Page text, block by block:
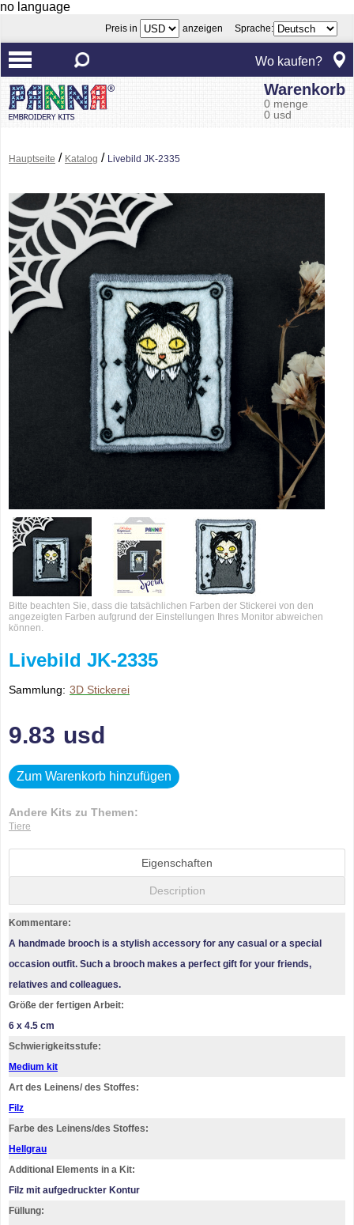
no language
Preis in anzeigen Sprache:
Wo kaufen?
Warenkorb
0 menge
0 usd
Hauptseite / Katalog / Livebild JK-2335
Bitte beachten Sie, dass die tatsächlichen Farben der Stickerei von den
angezeigten Farben aufgrund der Einstellungen Ihres Monitor abweichen
können.
Livebild JK-2335
Sammlung: 3D Stickerei
9.83 usd
Zum Warenkorb hinzufügen
Andere Kits zu Themen:
Tiere
Eigenschaften
Description
Kommentare:
A handmade brooch is a stylish accessory for any casual or a special
occasion outfit. Such a brooch makes a perfect gift for your friends,
relatives and colleagues.
Größe der fertigen Arbeit:
6 x 4.5 cm
Schwierigkeitsstufe:
Medium kit
Art des Leinens/ des Stoffes:
Filz
Farbe des Leinens/des Stoffes:
Hellgrau
Additional Elements in a Kit:
Filz mit aufgedruckter Kontur
Füllung: